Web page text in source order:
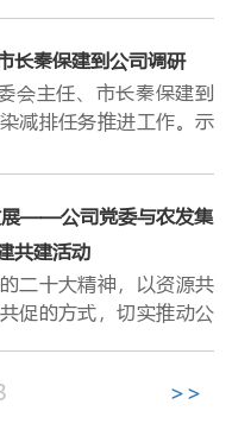
债权最大限度受偿；三
级攻坚战，确保年底各
B任务；四是深入打赢管
规范、管理体系完备健
，以全方位攻坚实干保
地见效。
门要切实扛起责任，积
整相关工作，将资产清
程风险作为重点盯控内
细化工作举措，减少对
的冲击；要提高思想认
在生产经营工作首位，
契机，进一步压紧压实
，特别是基层党组织书
”，既管好自己，又带
纪律教育和警示教育，
为常态。要健全完善
过硬、作风过硬。全体
，把正确政绩观贯穿管
全面从严治党向纵深发
责主业，全力稳住生产
控、长期战略合作等方
还深入金马能源生产现
细致查看焦炭仓储、装
。在讲解员的带领下，
悟初心使命，接受深刻
。通过实地参观与现场
信念、强化责任担当，
高质量发展凝聚精神力
委与马钢有限制造管理部
学思想、学业务、补短
基层党建引领公司经营
凯以《基层党务知识有
扣发展党员工作的各个
工作具有很强的指导意
习近平总书记关于树立
重要论述》为题，围
什么样的政绩、靠什么
引导党员干部将正确政绩
场窗口期，锚定主业深
机遇，持续加大科研投
伸产业链条、攻坚核心
力和产业链带动能力，
贡献更大力量。
的前提，环保是发展的
责任，坚决扛起安全生
，守牢安全底线、生态
型升级，实现绿色低
。要树牢底线思维，全
常态化开展车间作业、
消防隐患全方位排查整
管理总监张良城，各部
关岗位人员70余人参
运用数字化手段建设制
管理变革的迫切需求，
正式上线运行后，领导
，员工要主动学、熟练
、持续管，形成“用制
、靠平台运行”的新生
开发人员对平台的使用
长秦保建到公司调研
会主任、市长秦保建到
减排任务推进工作。示
成员、副市长、公安局
公司党委书记、总经理
新陪同调研。
详细了解公司超低排放改
细询问当前改造进度、
行状态，特别关注大宗
达到超低排放改造的相
烷总烃排放是否达标等
展——公司党委与农发集
共建活动
二十大精神，以资源共
促的方式，切实推动公
发集团党总支联合开展
>>